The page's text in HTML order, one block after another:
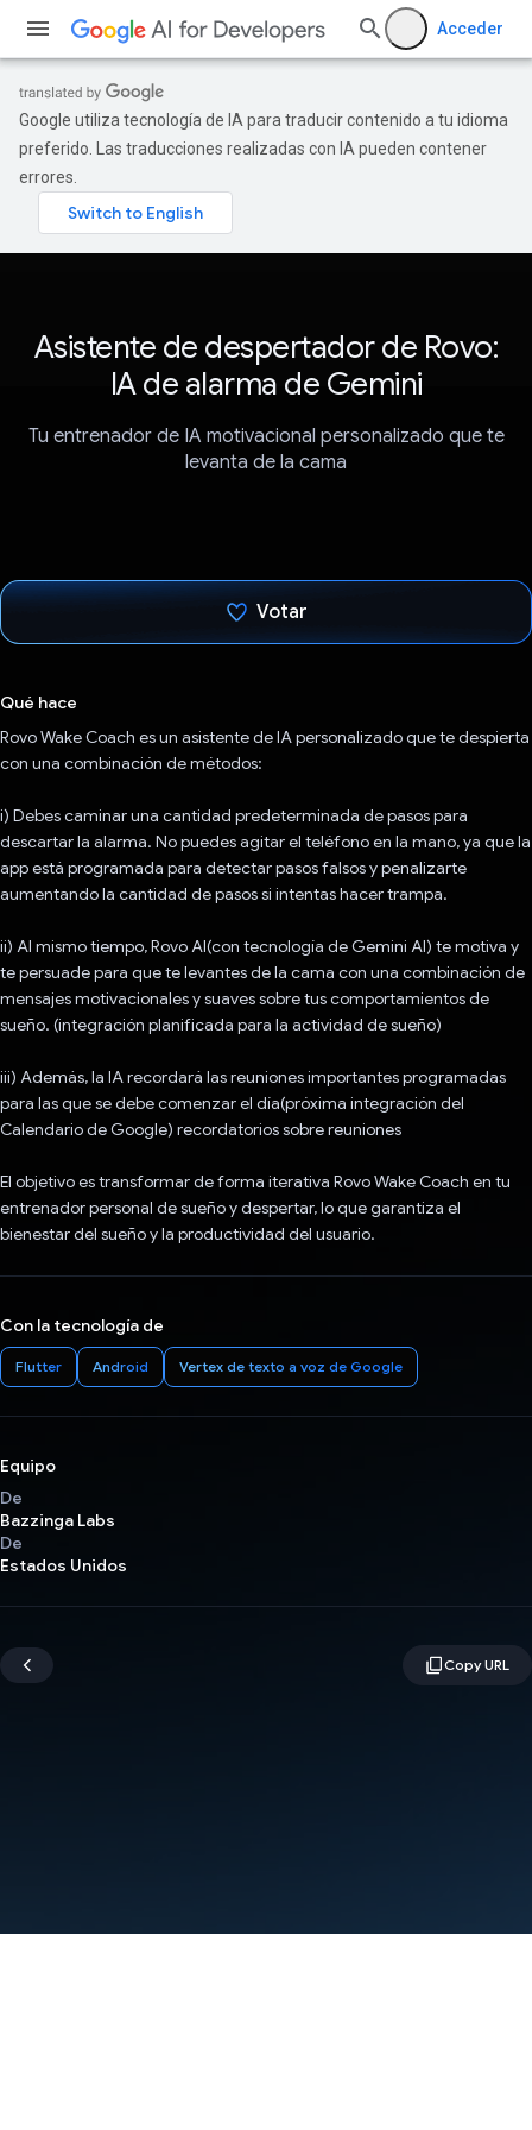
Acceder
Google utiliza tecnología de IA para traducir contenido a tu idioma
preferido. Las traducciones realizadas con IA pueden contener
errores.
Asistente de despertador de Rovo:
IA de alarma de Gemini
Tu entrenador de IA motivacional personalizado que te
levanta de la cama
Votar
Qué hace
Rovo Wake Coach es un asistente de IA personalizado que te despierta
con una combinación de métodos:
i) Debes caminar una cantidad predeterminada de pasos para
descartar la alarma. No puedes agitar el teléfono en la mano, ya que la
app está programada para detectar pasos falsos y penalizarte
aumentando la cantidad de pasos si intentas hacer trampa.
ii) Al mismo tiempo, Rovo AI(con tecnología de Gemini AI) te motiva y
te persuade para que te levantes de la cama con una combinación de
mensajes motivacionales y suaves sobre tus comportamientos de
sueño. (integración planificada para la actividad de sueño)
iii) Además, la IA recordará las reuniones importantes programadas
para las que se debe comenzar el día(próxima integración del
Calendario de Google) recordatorios sobre reuniones
El objetivo es transformar de forma iterativa Rovo Wake Coach en tu
entrenador personal de sueño y despertar, lo que garantiza el
bienestar del sueño y la productividad del usuario.
Con la tecnología de
Flutter Android Vertex de texto a voz de Google
Equipo
De
Bazzinga Labs
De
Estados Unidos